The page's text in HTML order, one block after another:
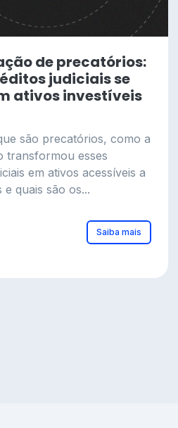
de precatórios:
judiciais se
ativos investíveis
são precatórios, como a
transformou esses
em ativos acessíveis a
e quais são os...
Saiba mais